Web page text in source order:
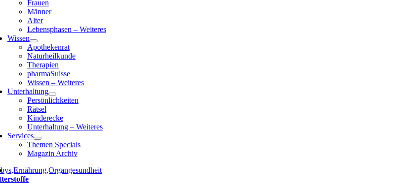
Frauen
Männer
Alter
Lebensphasen – Weiteres
Wissen
Apothekenrat
Naturheilkunde
Therapien
pharmaSuisse
Wissen – Weiteres
Unterhaltung
Persönlichkeiten
Rätsel
Kinderecke
Unterhaltung – Weiteres
Services
Themen Specials
Magazin Archiv